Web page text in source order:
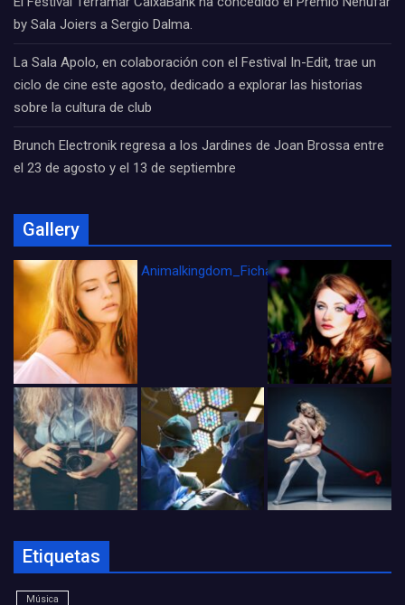
by Sala Joiers a Sergio Dalma.
La Sala Apolo, en colaboración con el Festival In-Edit, trae un
ciclo de cine este agosto, dedicado a explorar las historias
sobre la cultura de club
Brunch Electronik regresa a los Jardines de Joan Brossa entre
el 23 de agosto y el 13 de septiembre
Gallery
Animalkingdom_FichaCine
Etiquetas
Música